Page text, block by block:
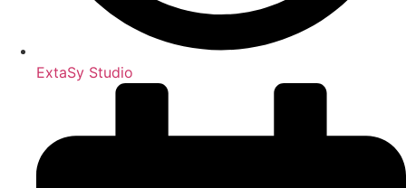
ExtaSy Studio